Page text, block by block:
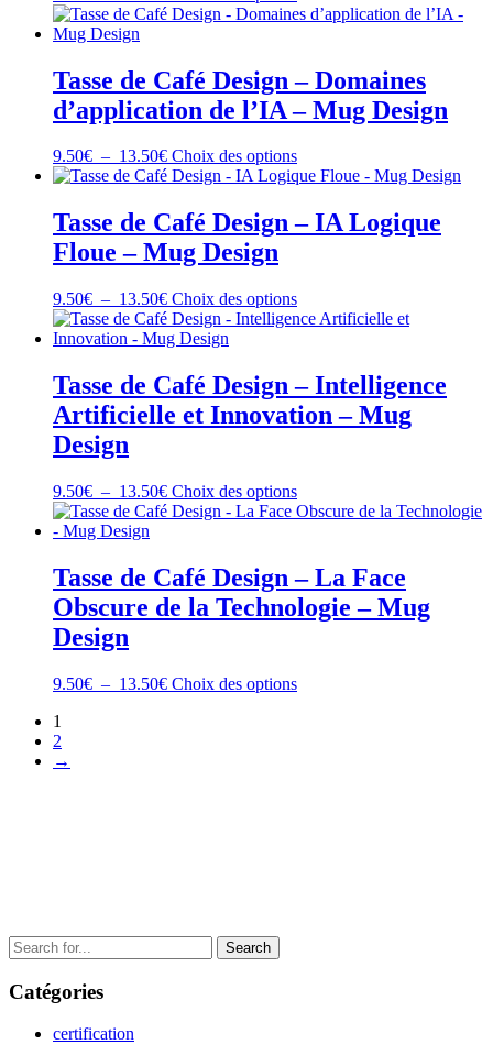
la
produit
de
à
13.50€
produit
variations.
Les
options
être
choisies
sur
page
Tasse de Café Design – Domaines
d’application de l’IA – Mug Design
9.50€ – 13.50€Plage
de
9.50€
à
13.50€
Choix des optionsCe
produit
plusieurs
variations.
peuvent
être
choisies
page
du
produit
Tasse de Café Design – IA Logique
Floue – Mug Design
9.50€ – 13.50€Plage
de
prix :
à
13.50€
Choix des optionsCe
produit
variations.
Les
options
sur
la
produit
Tasse de Café Design – Intelligence
Artificielle et Innovation – Mug
Design
9.50€ – 13.50€Plage
de
à
13.50€
Choix des optionsCe
produit
variations.
Les
options
sur
Tasse de Café Design – La Face
Obscure de la Technologie – Mug
Design
9.50€ – 13.50€Plage
Choix des optionsCe
1
2
→
Search
for:
Catégories
certification